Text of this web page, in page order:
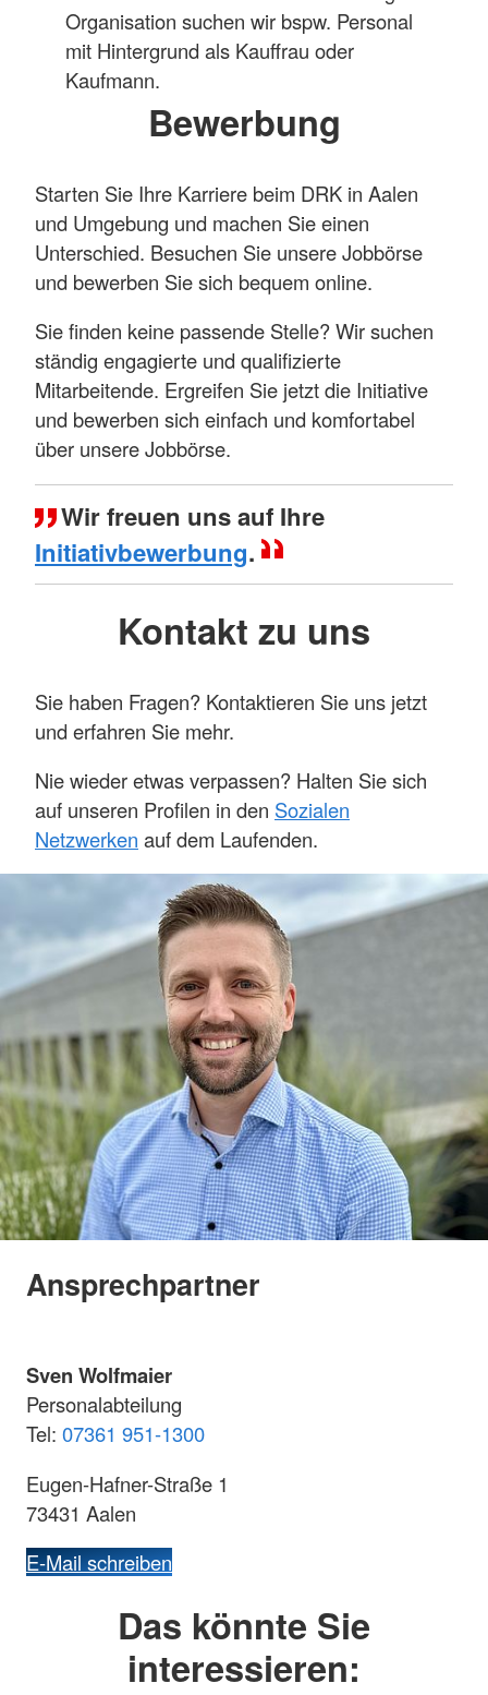
Organisation suchen wir bspw. Personal
mit Hintergrund als Kauffrau oder
Kaufmann.
Bewerbung
Starten Sie Ihre Karriere beim DRK in Aalen
und Umgebung und machen Sie einen
Unterschied. Besuchen Sie unsere Jobbörse
und bewerben Sie sich bequem online.
Sie finden keine passende Stelle? Wir suchen
ständig engagierte und qualifizierte
Mitarbeitende. Ergreifen Sie jetzt die Initiative
und bewerben sich einfach und komfortabel
über unsere Jobbörse.
Wir freuen uns auf Ihre
Initiativbewerbung.
Kontakt zu uns
Sie haben Fragen? Kontaktieren Sie uns jetzt
und erfahren Sie mehr.
Nie wieder etwas verpassen? Halten Sie sich
auf unseren Profilen in den Sozialen
Netzwerken auf dem Laufenden.
Ansprechpartner
Sven Wolfmaier
Personalabteilung
Tel: 07361 951-1300
Eugen-Hafner-Straße 1
73431 Aalen
E-Mail schreiben
Das könnte Sie
interessieren: